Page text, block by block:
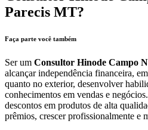
Parecis MT?
Faça parte você também
Ser um Consultor Hinode Campo
alcançar independência financeira,
quanto no exterior, desenvolver
conhecimentos em vendas e
descontos em produtos de alta
prêmios, crescer profissionalmente e